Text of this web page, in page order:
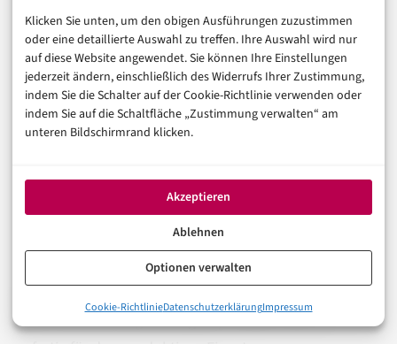
Klicken Sie unten, um den obigen Ausführungen zuzustimmen
oder eine detaillierte Auswahl zu treffen. Ihre Auswahl wird nur
auf diese Website angewendet. Sie können Ihre Einstellungen
jederzeit ändern, einschließlich des Widerrufs Ihrer Zustimmung,
indem Sie die Schalter auf der Cookie-Richtlinie verwenden oder
indem Sie auf die Schaltfläche „Zustimmung verwalten“ am
unteren Bildschirmrand klicken.
Akzeptieren
Ablehnen
Optionen verwalten
Cookie-RichtlinieDatenschutzerklärungImpressum
Ob sich der Aufwand lohnt, hängt stark vom eigenen
Cluster-Profil ab. Wer ausschließlich stateless
Webservices auf homogener Hardware betreibt, wird
die neuen DRA-Features kaum vermissen. Wer dagegen
GPUs, SmartNICs oder andere Spezialhardware in
Kubernetes 1.36 endlich Werkzeuge, die bisher nur
über Umwege oder Drittanbieter-Lösungen verfügbar
waren. Ist das schon die endgültige Lösung für
Hardware-Governance in Kubernetes? Eher ein solider
wohin die Richtung weitergeht, ist aber noch zu
Kubernetes 1.36: Was für Cluster-Admins wirklich zaehlt